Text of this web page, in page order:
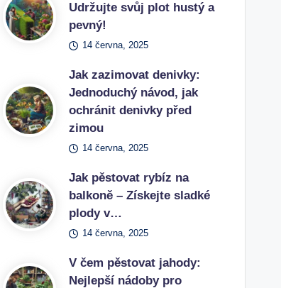
Udržujte svůj plot hustý a
pevný!
14 června, 2025
Jak zazimovat denivky:
Jednoduchý návod, jak
ochránit denivky před
zimou
14 června, 2025
Jak pěstovat rybíz na
balkoně – Získejte sladké
plody v…
14 června, 2025
V čem pěstovat jahody:
Nejlepší nádoby pro